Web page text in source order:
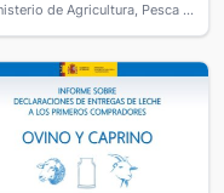
Ministerio de Agricultura, Pesca y Alimentación